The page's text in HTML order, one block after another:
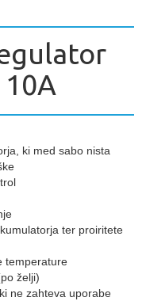
ki med sabo nista
ter proiritete
temperature
želji)
ne zahteva uporabe